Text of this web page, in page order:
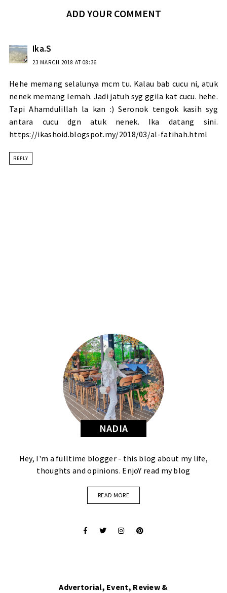
ADD YOUR COMMENT
Ika.S
23 MARCH 2018 AT 08:36
Hehe memang selalunya mcm tu. Kalau bab cucu ni, atuk
nenek memang lemah. Jadi jatuh syg ggila kat cucu. hehe.
Tapi Ahamdulillah la kan :) Seronok tengok kasih syg
antara cucu dgn atuk nenek. Ika datang sini.
https://ikashoid.blogspot.my/2018/03/al-fatihah.html
REPLY
NADIA
Hey, I'm a fulltime blogger - this blog about my life,
thoughts and opinions. EnjoY read my blog
READ MORE
Advertorial, Event, Review &